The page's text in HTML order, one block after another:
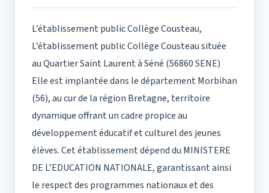
L’établissement public Collège Cousteau,
L’établissement public Collège Cousteau située
au Quartier Saint Laurent à Séné (56860 SENE)
Elle est implantée dans le département Morbihan
(56), au cur de la région Bretagne, territoire
dynamique offrant un cadre propice au
développement éducatif et culturel des jeunes
élèves. Cet établissement dépend du MINISTERE
DE L’EDUCATION NATIONALE, garantissant ainsi
le respect des programmes nationaux et des